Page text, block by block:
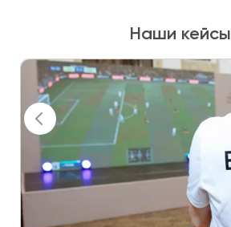
Наши кейсы